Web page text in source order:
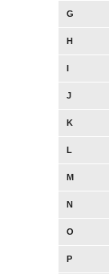
G
H
I
J
K
L
M
N
O
P